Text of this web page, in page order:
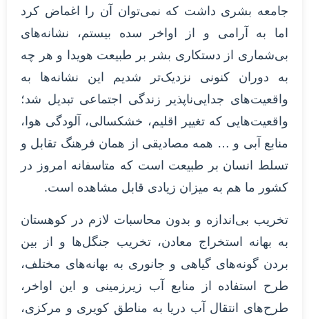
جامعه بشری داشت که نمی‌توان آن را اغماض کرد
اما به آرامی و از اواخر سده بیستم، نشانه‌های
بی‌شماری از دستکاری بشر بر طبیعت هویدا و هر چه
به دوران کنونی نزدیک‌تر شدیم این نشانه‌ها به
واقعیت‌های جدایی‌ناپذیر زندگی اجتماعی تبدیل شد؛
واقعیت‌هایی که تغییر اقلیم، خشکسالی، آلودگی هوا،
منابع آبی و … همه مصادیقی از همان فرهنگ تقابل و
تسلط انسان بر طبیعت است که متاسفانه امروز در
کشور ما هم به میزان زیادی قابل مشاهده است.
تخریب بی‌اندازه و بدون محاسبات لازم در کوهستان
به بهانه استخراج معادن، تخریب جنگل‌ها و از بین
بردن گونه‌های گیاهی و جانوری به بهانه‌های مختلف،
طرح استفاده از منابع آب زیرزمینی و این اواخر،
طرح‌های انتقال آب دریا به مناطق کویری و مرکزی،